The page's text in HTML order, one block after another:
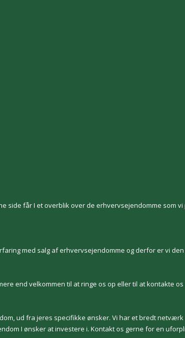
side får I et overblik over de erhvervsejendomme som vi
med salg af erhvervsejendomme og derfor er vi
end velkommen til at ringe os op eller til at kontakte
ud fra jeres specifikke ønsker. Vi har et bredt
I ønsker at investere i. Kontakt os gerne for en